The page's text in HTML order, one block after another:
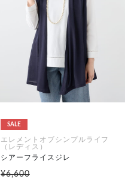
SALE
エレメントオブシンプルライフ
（レディス）
シアーフライスジレ
¥6,600